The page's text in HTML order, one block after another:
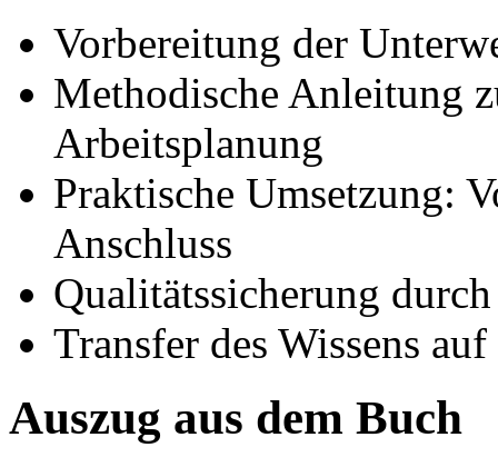
Vorbereitung der
Methodische Anleitung
Arbeitsplanung
Praktische Umsetzung:
Anschluss
Qualitätssicherung
Transfer des Wissens
Auszug aus dem Buch